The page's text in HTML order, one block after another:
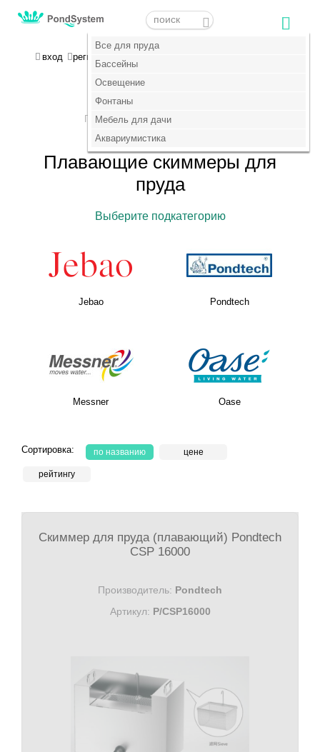
Все для пруда
Бассейны
Освещение
Фонтаны
Мебель для дачи
Аквариумистика
Все для пруда
Бассейны
Освещение
Фонтаны
Мебель для дачи
Аквариумистика
вход регистрация
+7 (495) 647-14-07
Главная > Скиммеры
Плавающие скиммеры для
пруда
Выберите подкатегорию
Jebao Pondtech
Messner Oase
Сортировка: по названию цене
рейтингу
Скиммер для пруда (плавающий) Pondtech
CSP 16000
Производитель: Pondtech
Артикул: P/CSP16000